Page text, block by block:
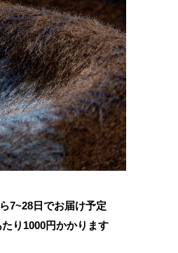
7~28日でお届け予定
り 1000円かかります